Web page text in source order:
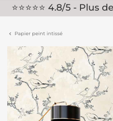
⭐⭐⭐⭐⭐ 4.8/5 - Plus
Papier peint intissé